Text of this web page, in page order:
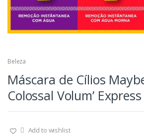
Beleza
Máscara de Cílios
Colossal Volum’
Add to wishlist